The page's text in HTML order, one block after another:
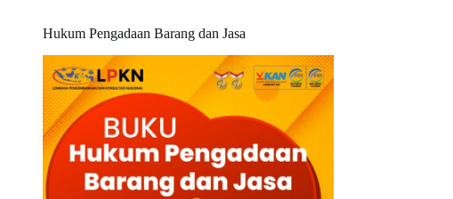
Hukum Pengadaan Barang dan Jasa